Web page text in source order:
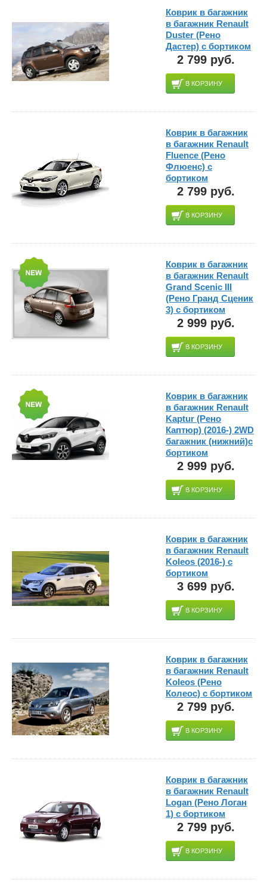
Коврик в багажник
в багажник Renault
Duster (Рено
Дастер) с бортиком
2 799 руб.
В КОРЗИНУ
Коврик в багажник
в багажник Renault
Fluence (Рено
Флюенс) с
бортиком
2 799 руб.
В КОРЗИНУ
Коврик в багажник
в багажник Renault
Grand Scenic III
(Рено Гранд Сценик
3) с бортиком
2 999 руб.
В КОРЗИНУ
Коврик в багажник
в багажник Renault
Kaptur (Рено
Каптюр) (2016-) 2WD
багажник (нижний)с
бортиком
2 999 руб.
В КОРЗИНУ
Коврик в багажник
в багажник Renault
Koleos (2016-) с
бортиком
3 699 руб.
В КОРЗИНУ
Коврик в багажник
в багажник Renault
Koleos (Рено
Колеос) с бортиком
2 799 руб.
В КОРЗИНУ
Коврик в багажник
в багажник Renault
Logan (Рено Логан
1) с бортиком
2 799 руб.
В КОРЗИНУ